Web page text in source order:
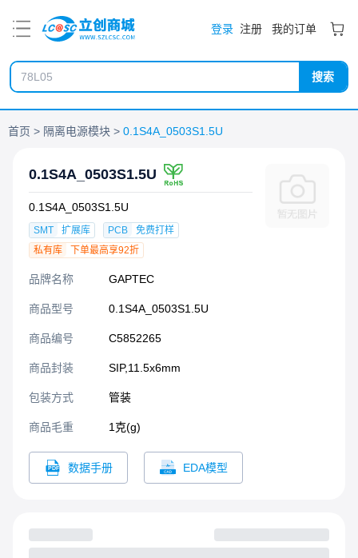
登录 注册 我的订单
搜索
首页 隔离电源模块 0.1S4A_0503S1.5U
0.1S4A_0503S1.5U
0.1S4A_0503S1.5U
SMT 扩展库 PCB
免费打样
私有库
下单最高享92折
品牌名称 GAPTEC
商品型号 0.1S4A_0503S1.5U
商品编号 C5852265
商品封装 SIP,11.5x6mm​
包装方式 管装
商品毛重 1克(g)
数据手册 EDA模型